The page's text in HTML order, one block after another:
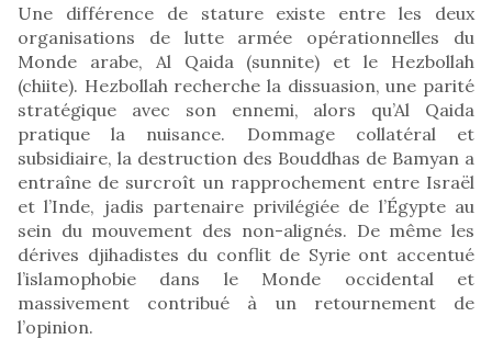
Une différence de stature existe entre les deux
organisations de lutte armée opérationnelles du
Monde arabe, Al Qaida (sunnite) et le Hezbollah
(chiite). Hezbollah recherche la dissuasion, une parité
stratégique avec son ennemi, alors qu’Al Qaida
pratique la nuisance. Dommage collatéral et
subsidiaire, la destruction des Bouddhas de Bamyan a
entraîne de surcroît un rapprochement entre Israël
et l’Inde, jadis partenaire privilégiée de l’Égypte au
sein du mouvement des non-alignés. De même les
dérives djihadistes du conflit de Syrie ont accentué
l’islamophobie dans le Monde occidental et
massivement contribué à un retournement de
l’opinion.